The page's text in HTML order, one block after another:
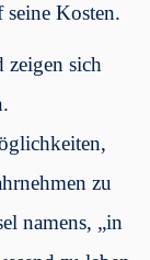
Kosten.
sich
zu
namens, „in